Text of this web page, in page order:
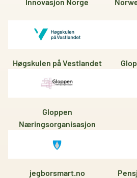
Høgskulen på Vestlandet
Gloppen
Næringsorganisasjon
jegborsmart.no